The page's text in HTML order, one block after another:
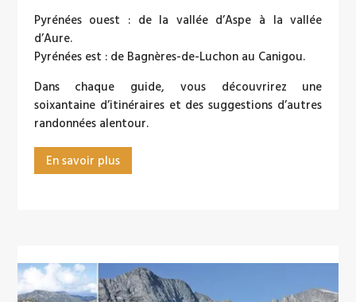
Pyrénées ouest : de la vallée d’Aspe à la vallée
d’Aure.
Pyrénées est : de Bagnères-de-Luchon au Canigou.
Dans chaque guide, vous découvrirez une
soixantaine d’itinéraires et des suggestions d’autres
randonnées alentour.
En savoir plus